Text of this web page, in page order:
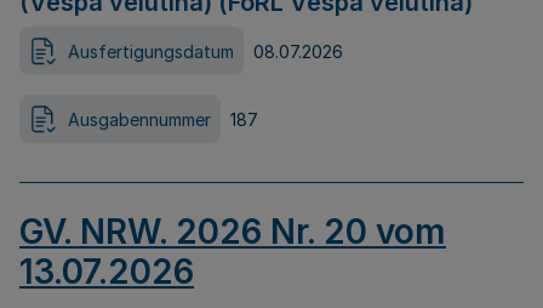
Ausfertigungsdatum 08.07.2026
Ausgabennummer 187
GV. NRW. 2026 Nr. 20 vom
13.07.2026